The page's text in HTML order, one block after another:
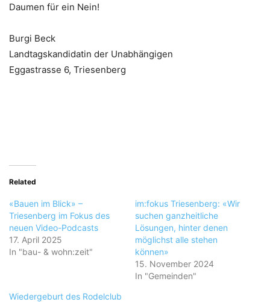
Daumen für ein Nein!
Burgi Beck
Landtagskandidatin der Unabhängigen
Eggastrasse 6, Triesenberg
Related
«Bauen im Blick» –
Triesenberg im Fokus des
neuen Video-Podcasts
17. April 2025
In "bau- & wohn:zeit"
im:fokus Triesenberg: «Wir
suchen ganzheitliche
Lösungen, hinter denen
möglichst alle stehen
können»
15. November 2024
In "Gemeinden"
Wiedergeburt des Rodelclub